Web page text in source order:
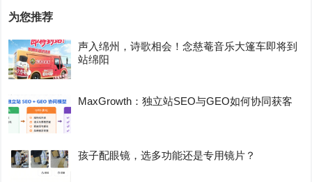
为您推荐
声入绵州，诗歌相会！念慈菴音乐大篷车即将到
站绵阳
MaxGrowth：独立站SEO与GEO如何协同获客
孩子配眼镜，选多功能还是专用镜片？